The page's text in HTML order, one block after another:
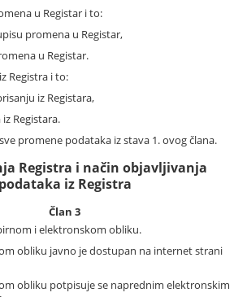
u Registar i to:
promena u Registar,
u Registar.
Registra i to:
iz Registara,
Registara.
promene podataka iz stava 1. ovog člana.
Registra i način objavljivanja
podataka iz Registra
Član 3
i elektronskom obliku.
obliku javno je dostupan na internet strani
obliku potpisuje se naprednim elektronskim